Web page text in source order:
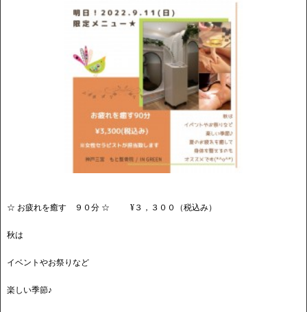
☆ お疲れを癒す ９０分 ☆ ¥３，３００（税込み）
秋は
イベントやお祭りなど
楽しい季節♪